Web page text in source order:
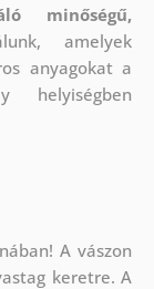
minőségű,
amelyek
anyagokat a
A vászon
keretre. A